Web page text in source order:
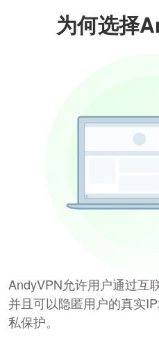
为何选择
AndyVPN允许用户通过互
并且可以隐匿用户的真实
私保护。